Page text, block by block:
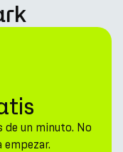
de un minuto. No